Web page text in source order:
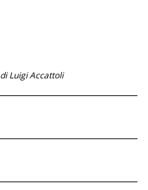
di Luigi Accattoli